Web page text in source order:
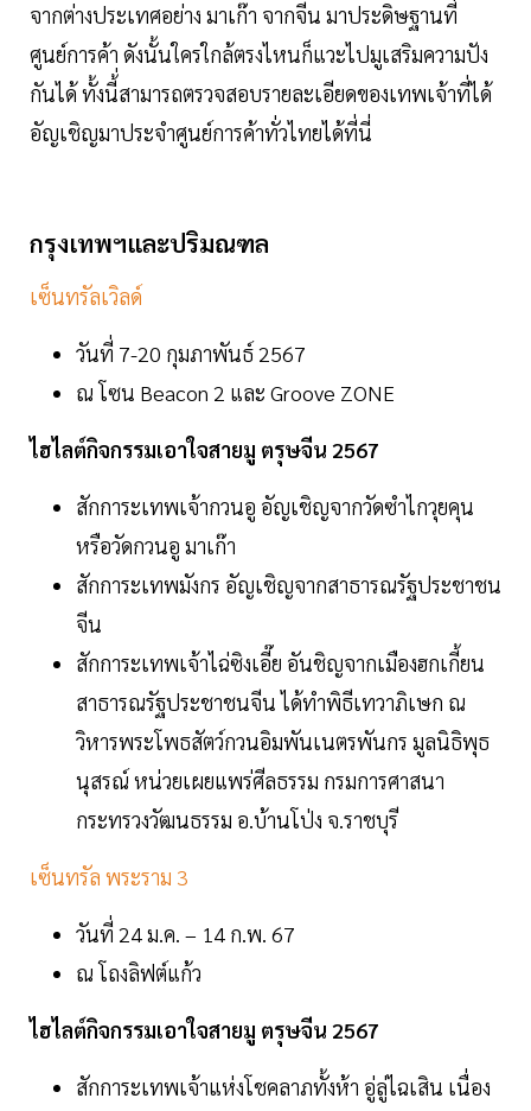
จากต่างประเทศอย่าง มาเก๊า จากจีน มาประดิษฐานที่
ศูนย์การค้า ดังนั้นใครใกล้ตรงไหนก็แวะไปมูเสริมความปัง
กันได้ ทั้งนี้่สามารถตรวจสอบรายละเอียดของเทพเจ้าที่ได้
อัญเชิญมาประจำศูนย์การค้าทั่วไทยได้ที่นี่
กรุงเทพฯและปริมณฑล
เซ็นทรัลเวิลด์
วันที่ 7-20 กุมภาพันธ์ 2567
ณ โซน Beacon 2 และ Groove ZONE
ไฮไลต์กิจกรรมเอาใจสายมู ตรุษจีน 2567
สักการะเทพเจ้ากวนอู อัญเชิญจากวัดซำไกวุยคุน
หรือวัดกวนอู มาเก๊า
สักการะเทพมังกร อัญเชิญจากสาธารณรัฐประชาชน
จีน
สักการะเทพเจ้าไฉ่ซิงเอี๊ย อันชิญจากเมืองฮกเกี้ยน
สาธารณรัฐประชาชนจีน ได้ทำพิธีเทวาภิเษก ณ
วิหารพระโพธสัตว์กวนอิมพันเนตรพันกร มูลนิธิพุธ
นุสรณ์ หน่วยเผยแพร่ศีลธรรม กรมการศาสนา
กระทรวงวัฒนธรรม อ.บ้านโป่ง จ.ราชบุรี
เซ็นทรัล พระราม 3
วันที่ 24 ม.ค. – 14 ก.พ. 67
ณ โถงลิฟต์แก้ว
ไฮไลต์กิจกรรมเอาใจสายมู ตรุษจีน 2567
สักการะเทพเจ้าแห่งโชคลาภทั้งห้า อู่ลู่ไฉเสิน เนื่อง